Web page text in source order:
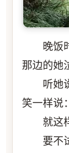
晚饭时
那边的她
听她说
笑一样说：
就这样
要不试